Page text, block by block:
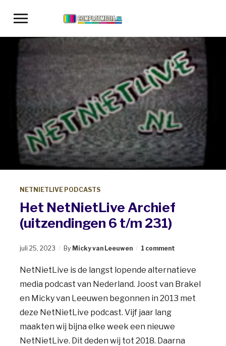
Toggle
navigation
NETNIETLIVE PODCASTS
Het NetNietLive Archief
(uitzendingen 6 t/m 231)
juli 25, 2023 By Micky van Leeuwen 1 comment
NetNietLive is de langst lopende alternatieve
media podcast van Nederland. Joost van Brakel
en Micky van Leeuwen begonnen in 2013 met
deze NetNietLive podcast. Vijf jaar lang
maakten wij bijna elke week een nieuwe
NetNietLive. Dit deden wij tot 2018. Daarna